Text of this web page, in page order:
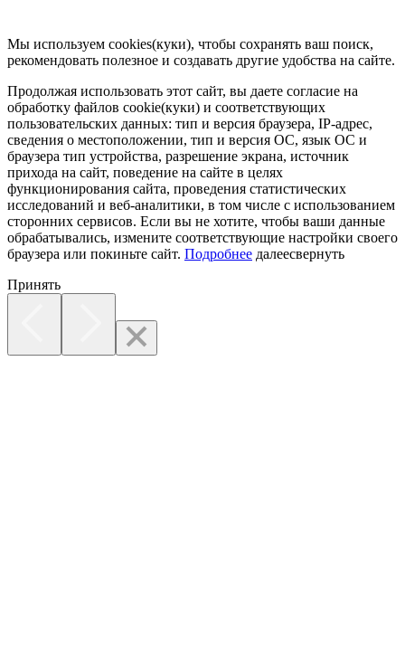
Мы используем cookies(куки), чтобы сохранять ваш поиск,
рекомендовать полезное и создавать другие удобства на сайте.
Продолжая использовать этот сайт, вы даете согласие на
обработку файлов cookie(куки) и соответствующих
пользовательских данных: тип и версия браузера, IP-адрес,
сведения о местоположении, тип и версия ОС, язык ОС и
браузера тип устройства, разрешение экрана, источник
прихода на сайт, поведение на сайте в целях
функционирования сайта, проведения статистических
исследований и веб-аналитики, в том числе с использованием
сторонних сервисов. Если вы не хотите, чтобы ваши данные
обрабатывались, измените соответствующие настройки своего
браузера или покиньте сайт. Подробнее далеесвернуть
Принять